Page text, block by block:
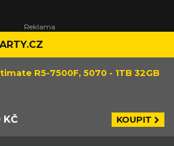
R5-7500F, 5070 - 1TB 32GB
KOUPIT